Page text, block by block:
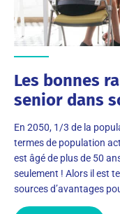
Les bonnes
senior dans
En 2050, 1/3 de la
termes de population
est âgé de plus de 50
seulement ! Alors il est
sources d’avantages